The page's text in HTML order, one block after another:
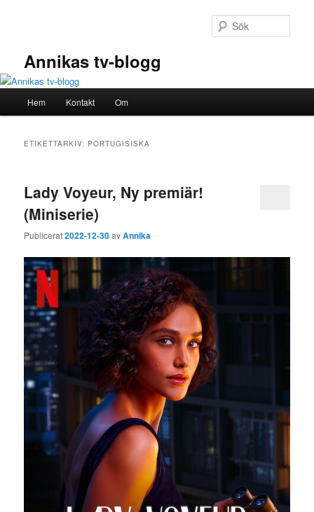
Annikas tv-blogg
Hem Kontakt Om
ETIKETTARKIV: PORTUGISISKA
Lady Voyeur, Ny premiär!
(Miniserie)
Publicerat2022-12-30avAnnika